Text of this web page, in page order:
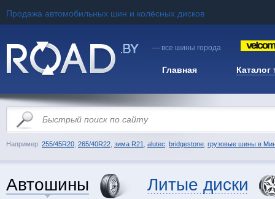
Продажа автомобильных шин и колёсных дисков
— все шины города
Главная Каталог
Например: 255/45R20 265/40R22 зима R21 alutec bridgestone грузовые шины в
Автошины Литые диски